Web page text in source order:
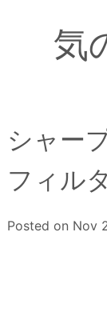
気
シャー
フィル
Posted on Nov